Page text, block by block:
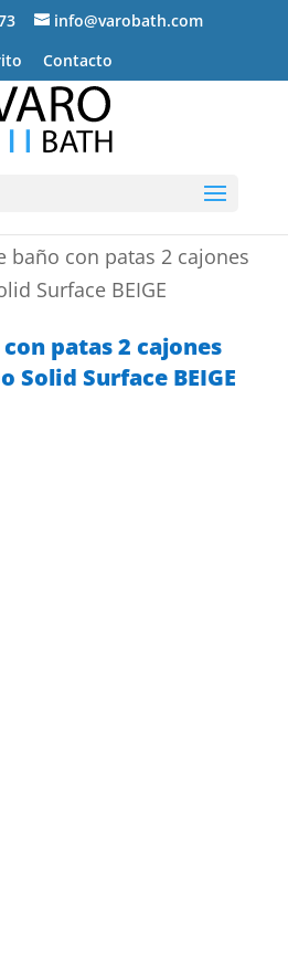
info@varobath.com
Contacto
baño con patas 2 cajones
Surface BEIGE
patas 2 cajones
Solid Surface BEIGE